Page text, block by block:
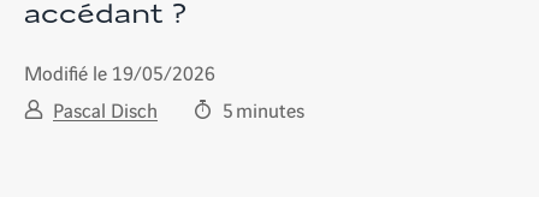
accédant ?
Modifié le 19/05/2026
Pascal Disch
5minutes